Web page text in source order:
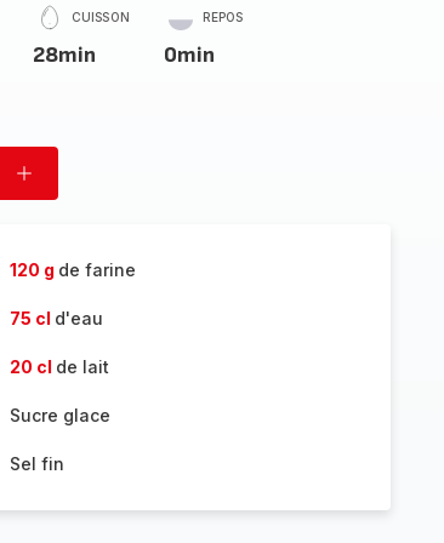
CUISSON
28min
REPOS
0min
Ajouter
120 g de farine
75 cl d'eau
20 cl de lait
Sucre glace
Sel fin